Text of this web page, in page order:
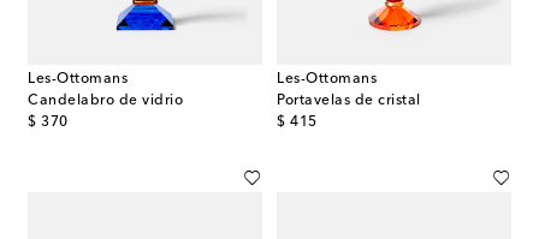
Les-Ottomans
Candelabro de vidrio
$ 370
original price
Les-Ottomans
Portavelas de cristal
$ 415
original price